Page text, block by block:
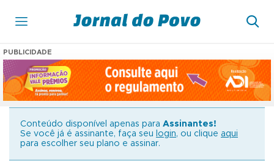
PUBLICIDADE
Conteúdo disponível apenas para Assinantes!
Se você já é assinante, faça seu
login, ou clique aqui
para escolher seu plano e assinar.